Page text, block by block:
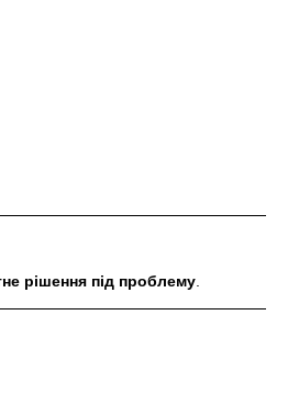
рішення під проблему.